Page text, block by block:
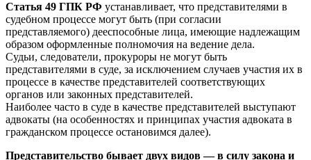
Статья 49 ГПК РФ устанавливает, что представителями в
судебном процессе могут быть (при согласии
представляемого) дееспособные лица, имеющие надлежащим
образом оформленные полномочия на ведение дела.
Судьи, следователи, прокуроры не могут быть
представителями в суде, за исключением случаев участия их в
процессе в качестве представителей соответствующих
органов или законных представителей.
Наиболее часто в суде в качестве представителей выступают
адвокаты (на особенностях и принципах участия адвоката в
гражданском процессе остановимся далее).
Представительство бывает двух видов — в силу закона и